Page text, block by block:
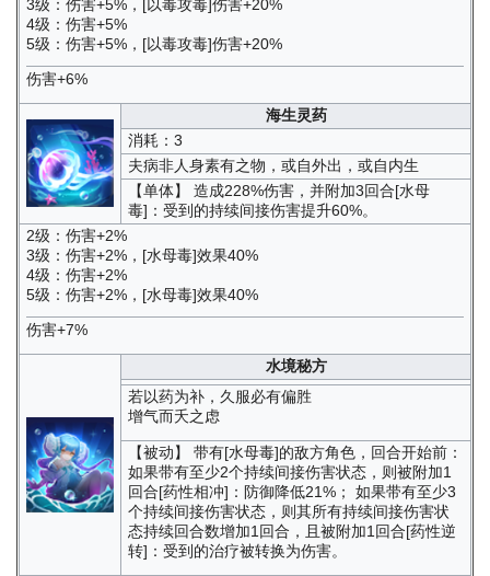
3级：伤害+5%，[以毒攻毒]伤害+20%
4级：伤害+5%
5级：伤害+5%，[以毒攻毒]伤害+20%
伤害+6%
海生灵药
消耗：3
夫病非人身素有之物，或自外出，或自内生
【单体】 造成228%伤害，并附加3回合[水母
毒]：受到的持续间接伤害提升60%。
2级：伤害+2%
3级：伤害+2%，[水母毒]效果40%
4级：伤害+2%
5级：伤害+2%，[水母毒]效果40%
伤害+7%
水境秘方
若以药为补，久服必有偏胜
增气而夭之虑
【被动】 带有[水母毒]的敌方角色，回合开始前：
如果带有至少2个持续间接伤害状态，则被附加1
回合[药性相冲]：防御降低21%； 如果带有至少3
个持续间接伤害状态，则其所有持续间接伤害状
态持续回合数增加1回合，且被附加1回合[药性逆
转]：受到的治疗被转换为伤害。